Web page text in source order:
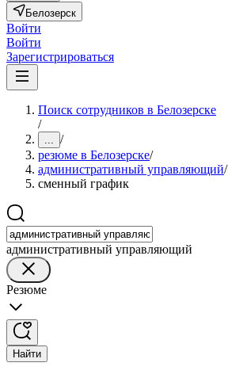
Белозерск
Войти
Войти
Зарегистрироваться
Поиск сотрудников в Белозерске
/
... /
резюме в Белозерске/
административный управляющий/
сменный график
административный управляющий
Резюме
Найти